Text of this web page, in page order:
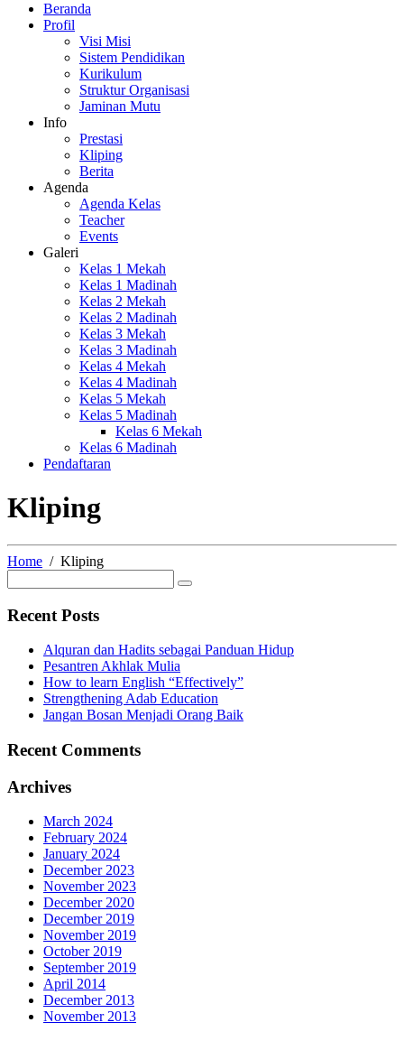
Beranda
Profil
Visi Misi
Sistem Pendidikan
Kurikulum
Struktur Organisasi
Jaminan Mutu
Info
Prestasi
Kliping
Berita
Agenda
Agenda Kelas
Teacher
Events
Galeri
Kelas 1 Mekah
Kelas 1 Madinah
Kelas 2 Mekah
Kelas 2 Madinah
Kelas 3 Mekah
Kelas 3 Madinah
Kelas 4 Mekah
Kelas 4 Madinah
Kelas 5 Mekah
Kelas 5 Madinah
Kelas 6 Mekah
Kelas 6 Madinah
Pendaftaran
Kliping
Home Kliping
Recent Posts
Alquran dan Hadits sebagai Panduan Hidup
Pesantren Akhlak Mulia
How to learn English “Effectively”
Strengthening Adab Education
Jangan Bosan Menjadi Orang Baik
Recent Comments
Archives
March 2024
February 2024
January 2024
December 2023
November 2023
December 2020
December 2019
November 2019
October 2019
September 2019
April 2014
December 2013
November 2013